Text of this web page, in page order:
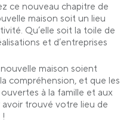
ce nouveau chapitre de
maison soit un lieu
Qu’elle soit la toile de
et d’entreprises
maison soient
compréhension, et que les
à la famille et aux
avoir trouvé votre lieu de